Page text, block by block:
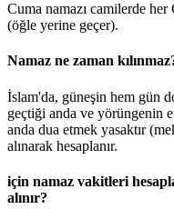
Cuma namazı camilerde her
(öğle yerine geçer).
Namaz ne zaman
İslam'da, güneşin hem gün
geçtiği anda ve yörüngenin
anda dua etmek yasaktır
alınarak hesaplanır.
için namaz vakitleri
alınır?